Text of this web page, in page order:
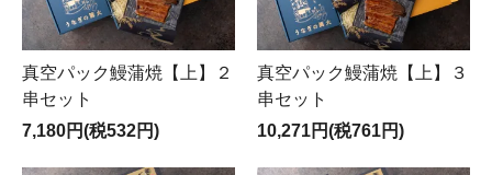
真空パック鰻蒲焼【上】２
串セット
7,180円(税532円)
真空パック鰻蒲焼【上】３
串セット
10,271円(税761円)